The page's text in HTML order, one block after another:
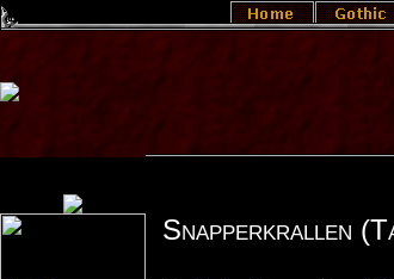
Snapperkrallen